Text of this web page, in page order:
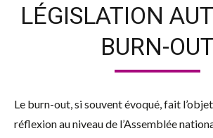
LÉGISLATION
BURN-OUT
Le burn-out, si souvent évoqué, fait l’objet
réflexion au niveau de l’Assemblée